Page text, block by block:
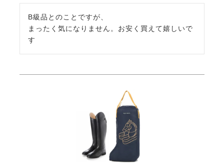
B級品とのことですが、
まったく気になりません。お安く買えて嬉しいで
す